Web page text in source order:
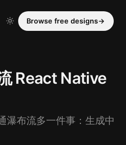
Browse free designs→
React Native
瀑布流多一件事：生成中